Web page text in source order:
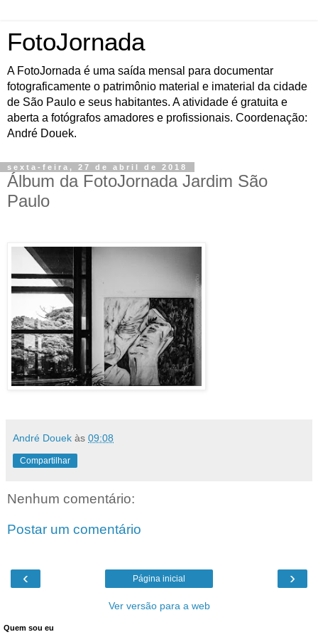
FotoJornada
A FotoJornada é uma saída mensal para documentar
fotograficamente o patrimônio material e imaterial da cidade
de São Paulo e seus habitantes. A atividade é gratuita e
aberta a fotógrafos amadores e profissionais. Coordenação:
André Douek.
sexta-feira, 27 de abril de 2018
Álbum da FotoJornada Jardim São
Paulo
André Douek às 09:08
Compartilhar
Nenhum comentário:
Postar um comentário
‹ ›
Página inicial
Ver versão para a web
Quem sou eu